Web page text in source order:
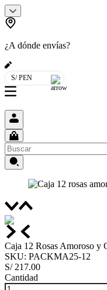
¿A dónde envías?
S/ PEN
Caja 12 Rosas Amoroso y
SKU: PACKMA25-12
S/ 217.00
Cantidad